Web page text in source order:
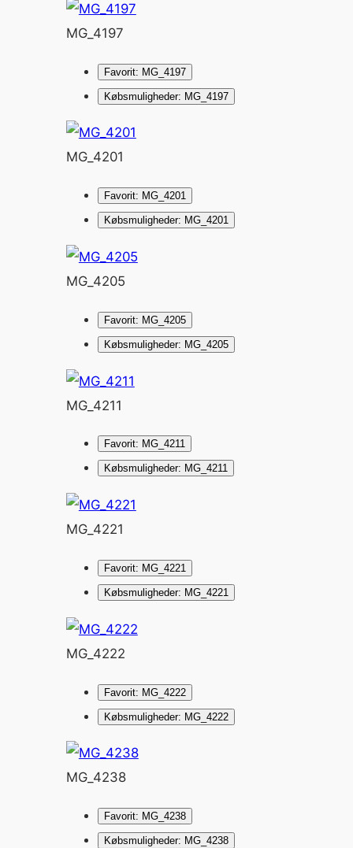
MG_4197
Favorit: MG_4197
Købsmuligheder: MG_4197
MG_4201
Favorit: MG_4201
Købsmuligheder: MG_4201
MG_4205
Favorit: MG_4205
Købsmuligheder: MG_4205
MG_4211
Favorit: MG_4211
Købsmuligheder: MG_4211
MG_4221
Favorit: MG_4221
Købsmuligheder: MG_4221
MG_4222
Favorit: MG_4222
Købsmuligheder: MG_4222
MG_4238
Favorit: MG_4238
Købsmuligheder: MG_4238